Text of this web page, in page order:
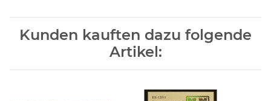
Kunden kauften dazu folgende
Artikel: